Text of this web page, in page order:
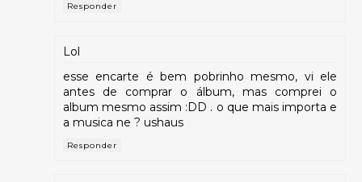
Responder
Lol
esse encarte é bem pobrinho mesmo, vi ele
antes de comprar o álbum, mas comprei o
album mesmo assim :DD . o que mais importa e
a musica ne ? ushaus
Responder